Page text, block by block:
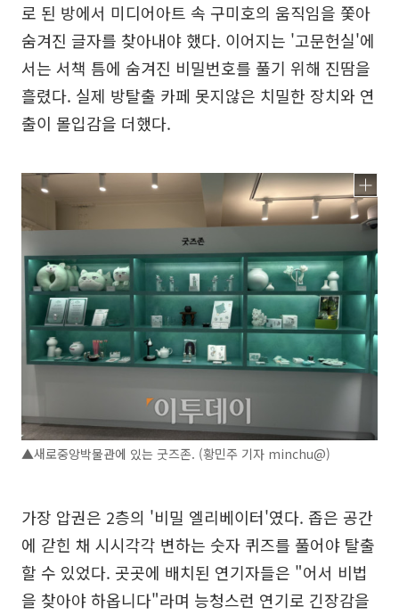
로 된 방에서 미디어아트 속 구미호의 움직임을 쫓아
숨겨진 글자를 찾아내야 했다. 이어지는 '고문헌실'에
서는 서책 틈에 숨겨진 비밀번호를 풀기 위해 진땀을
흘렸다. 실제 방탈출 카페 못지않은 치밀한 장치와 연
출이 몰입감을 더했다.
▲새로중앙박물관에 있는 굿즈존. (황민주 기자 minchu@)
가장 압권은 2층의 '비밀 엘리베이터'였다. 좁은 공간
에 갇힌 채 시시각각 변하는 숫자 퀴즈를 풀어야 탈출
할 수 있었다. 곳곳에 배치된 연기자들은 "어서 비법
을 찾아야 하옵니다"라며 능청스런 연기로 긴장감을